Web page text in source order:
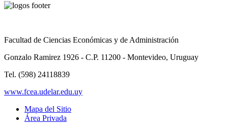
Facultad de Ciencias Económicas y de Administración
Gonzalo Ramirez 1926 - C.P. 11200 - Montevideo, Uruguay
Tel. (598) 24118839
www.fcea.udelar.edu.uy
Mapa del Sitio
Área Privada